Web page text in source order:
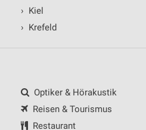
› Kiel
› Krefeld
Optiker & Hörakustik
Reisen & Tourismus
Restaurant